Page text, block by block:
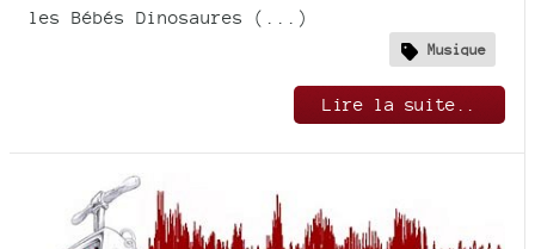
les Bébés Dinosaures (...)
Musique
Lire la suite..